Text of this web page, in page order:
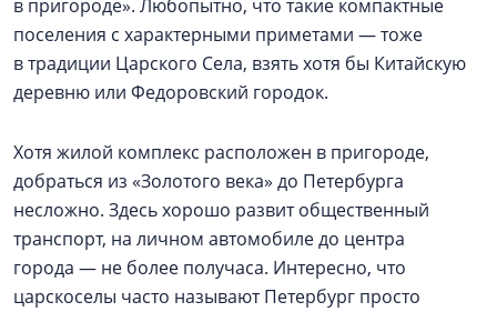
в пригороде». Любопытно, что такие компактные
поселения с характерными приметами — тоже
в традиции Царского Села, взять хотя бы Китайскую
деревню или Федоровский городок.
Хотя жилой комплекс расположен в пригороде,
добраться из «Золотого века» до Петербурга
несложно. Здесь хорошо развит общественный
транспорт, на личном автомобиле до центра
города — не более получаса. Интересно, что
царскоселы часто называют Петербург просто